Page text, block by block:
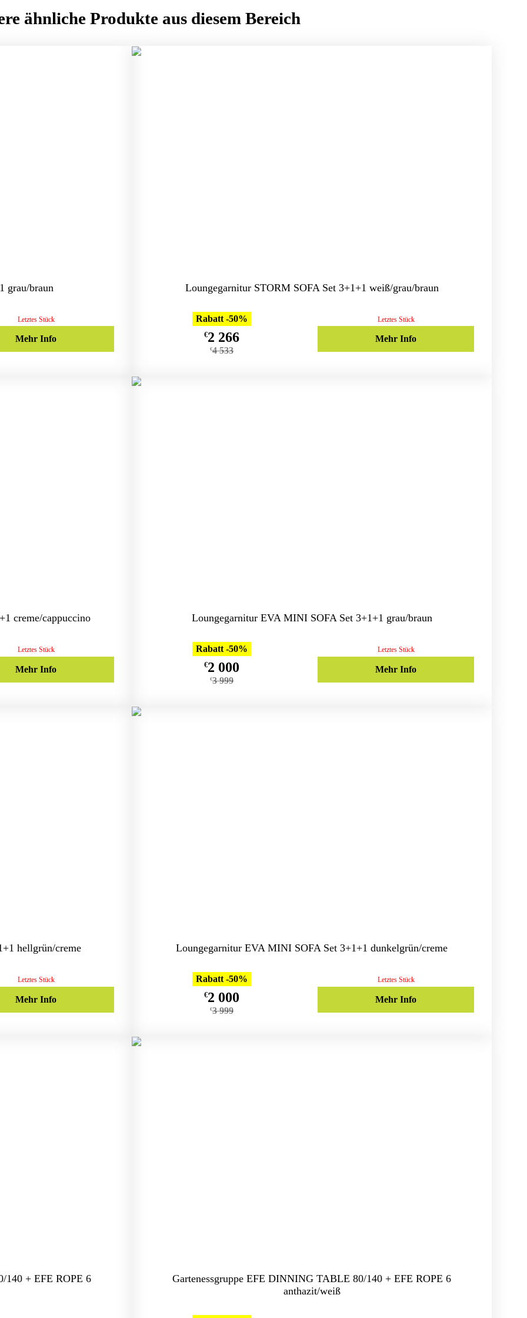
ähnliche Produkte aus diesem Bereich
grau/braun
Letztes Stück
Mehr Info
Loungegarnitur STORM SOFA Set 3+1+1 weiß/grau/braun
Rabatt -50%
€2 266
€4 533
Letztes Stück
Mehr Info
creme/cappuccino
Letztes Stück
Mehr Info
Loungegarnitur EVA MINI SOFA Set 3+1+1 grau/braun
Rabatt -50%
€2 000
€3 999
Letztes Stück
Mehr Info
hellgrün/creme
Letztes Stück
Mehr Info
Loungegarnitur EVA MINI SOFA Set 3+1+1 dunkelgrün/creme
Rabatt -50%
€2 000
€3 999
Letztes Stück
Mehr Info
140 + EFE ROPE 6
Gartenessgruppe EFE DINNING TABLE 80/140 + EFE ROPE 6
anthazit/weiß